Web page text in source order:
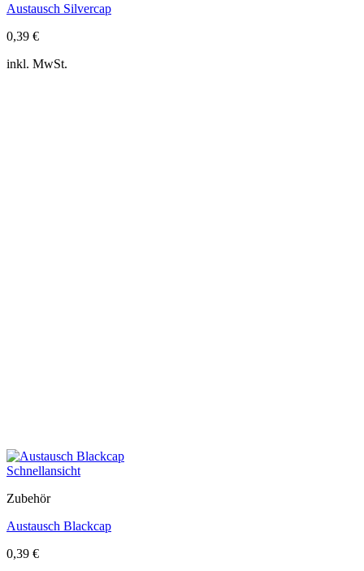
Austausch Silvercap
0,39 €
inkl. MwSt.
Schnellansicht
Zubehör
Austausch Blackcap
0,39 €